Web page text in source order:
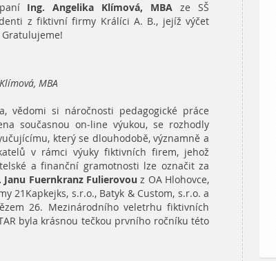
Ing. Angelika Klímová, MBA ze SŠ
z fiktivní firmy Králíci A. B., jejíž výčet
MBA
vědomi si náročnosti pedagogické práce
současnou on-line výukou, se rozhodly
který se dlouhodobě, významně a
v rámci výuky fiktivních firem, jehož
a finanční gramotnosti lze označit za
Janu Fuernkranz Fulierovou z OA Hlohovce,
21Kapkejks, s.r.o., Batyk & Custom, s.r.o. a
26. Mezinárodního veletrhu fiktivních
byla krásnou tečkou prvního ročníku této